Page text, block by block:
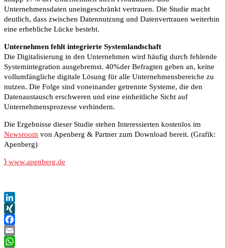
Unternehmensdaten uneingeschränkt vertrauen. Die Studie macht
deutlich, dass zwischen Datennutzung und Datenvertrauen weiterhin
eine erhebliche Lücke besteht.
Unternehmen fehlt integrierte Systemlandschaft
Die Digitalisierung in den Unternehmen wird häufig durch fehlende
Systemintegration ausgebremst. 40%der Befragten geben an, keine
vollumfängliche digitale Lösung für alle Unternehmensbereiche zu
nutzen. Die Folge sind voneinander getrennte Systeme, die den
Datenaustausch erschweren und eine einheitliche Sicht auf
Unternehmensprozesse verhindern.
Die Ergebnisse dieser Studie stehen Interessierten kostenlos im
Newsroom von Apenberg & Partner zum Download bereit. (Grafik:
Apenberg)
〉 www.apenberg.de
LinkedIn
XING
Facebook
Email